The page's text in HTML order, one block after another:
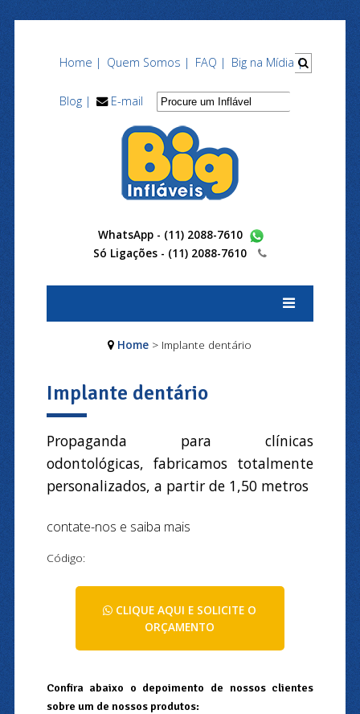
Home | Quem Somos | FAQ | Big na Mídia |
Blog | E-mail
WhatsApp - (11) 2088-7610
Só Ligações - (11) 2088-7610
Home > Implante dentário
Implante dentário
Propaganda para clínicas
odontológicas, fabricamos totalmente
personalizados, a partir de 1,50 metros
contate-nos e saiba mais
Código:
CLIQUE AQUI E SOLICITE O
ORÇAMENTO
Confira abaixo o depoimento de nossos clientes
sobre um de nossos produtos: